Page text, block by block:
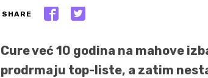
SHARE
Cure već 10 godina na mahove
prodrmaju top-liste, a zatim